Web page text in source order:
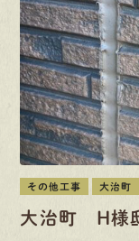
その他工事 大治町
大治町 H様